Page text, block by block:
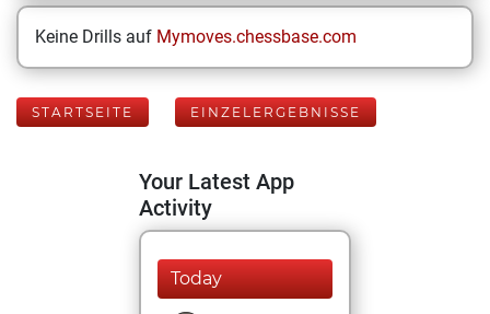
Keine Drills auf Mymoves.chessbase.com
STARTSEITE EINZELERGEBNISSE
Your Latest App
Activity
Today